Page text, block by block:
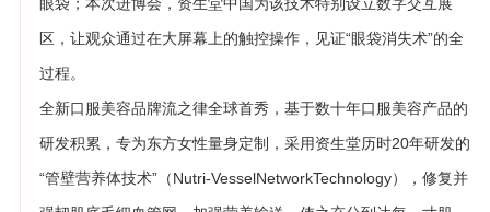
区，让观众通过在大屏幕上的触控操作，见证“眼袋消失术”的全
过程。
全新口服美容品牌流之律全球首秀，基于数十年口服美容产品的
研发积累，专为东方女性量身定制，采用资生堂历时20年研发的
“管壁营养体技术”（Nutri-VesselNetworkTechnology），修复并